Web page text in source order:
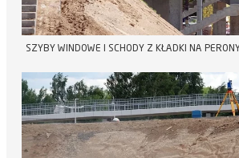
SZYBY WINDOWE I SCHODY Z KŁADKI NA